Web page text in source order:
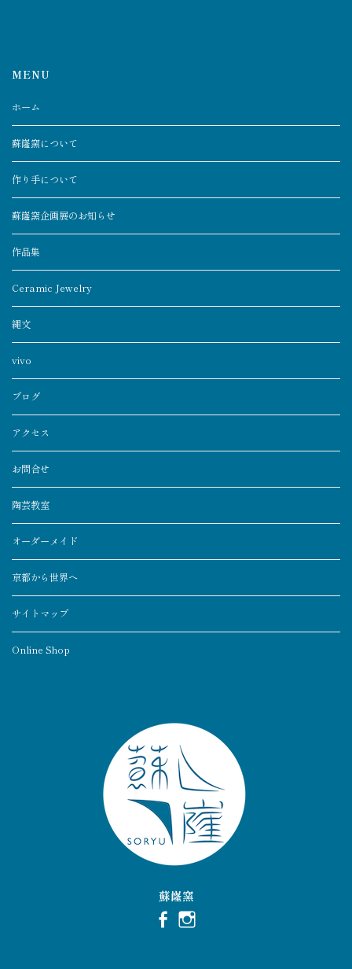
MENU
ホーム
蘇嶐窯について
作り手について
蘇嶐窯企画展のお知らせ
作品集
Ceramic Jewelry
縄文
vivo
ブログ
アクセス
お問合せ
陶芸教室
オーダーメイド
京都から世界へ
サイトマップ
Online Shop
蘇嶐窯